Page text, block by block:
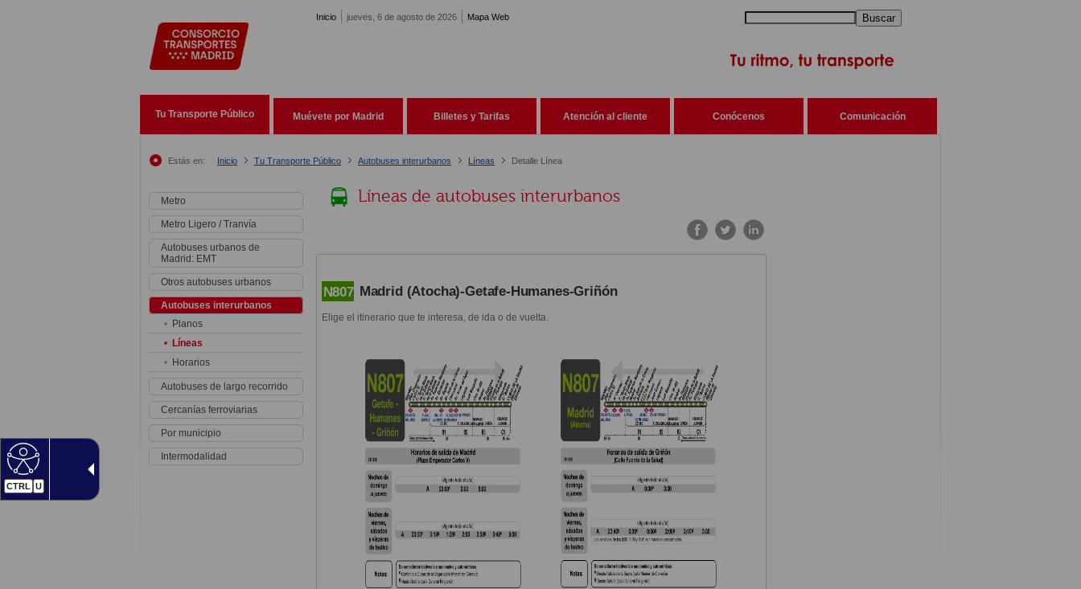
CTRL U
Inicio jueves, 6 de agosto de 2026 Mapa Web Buscar
Tu Transporte Público Muévete por Madrid Billetes y Tarifas Atención al cliente Conócenos Comunicación
Estás en: Inicio Tu Transporte Público Autobuses interurbanos Líneas Detalle Línea
Metro
Metro Ligero / Tranvía
Autobuses urbanos de
Madrid: EMT
Otros autobuses urbanos
Autobuses interurbanos
Planos
Líneas
Horarios
Autobuses de largo recorrido
Cercanías ferroviarias
Por municipio
Intermodalidad
Líneas de autobuses interurbanos
N807 Madrid (Atocha)-Getafe-Humanes-Griñón
Elige el itinerario que te interesa, de ida o de vuelta.